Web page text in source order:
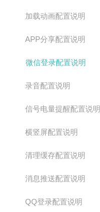
加载动画配置说明
APP分享配置说明
微信登录配置说明
录音配置说明
信号电量提醒配置说明
横竖屏配置说明
清理缓存配置说明
消息推送配置说明
QQ登录配置说明